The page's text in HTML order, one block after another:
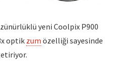
yeni Coolpix P900
optik zum özelliği sayesinde